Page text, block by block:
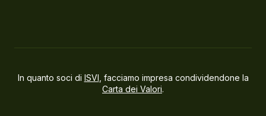
In quanto soci di ISVI , facciamo impresa condividendone la
Carta dei Valori.